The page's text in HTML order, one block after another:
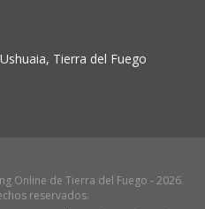
Tierra del Fuego
Online de Tierra del Fuego - 2026.
reservados.